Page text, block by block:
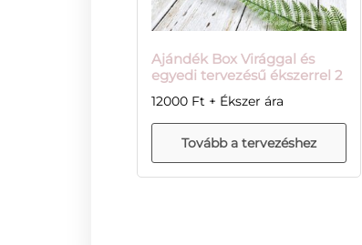
Ajándék Box Virággal és
egyedi tervezésű ékszerrel 2
12000 Ft